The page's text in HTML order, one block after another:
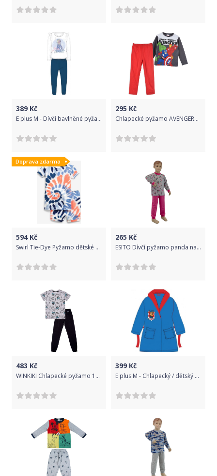
389 Kč
E plus M - Dívčí bavlněné pyžamo s dlouhým rukávem Ledové království / Frozen - Elsa 128
295 Kč
Chlapecké pyžamo AVENGERS STRONGER šedé Velikost: 104
Doprava zdarma
594Kč
Swirl Tie-Dye Pyžamo dětské GAP | Modrá Oranžová | Dívčí | 18-24 měsíců
265 Kč
ESITO Dívčí pyžamo panda na šedé vel. 92 - 110, Barva panda na šedé, Velikost 92
483 Kč
WINKIKI Chlapecké pyžamo 152 šedá/černá
399 Kč
E plus M - Chlapecký / dětský župan Tlapková patrola - Paw Patrol - Chase 92